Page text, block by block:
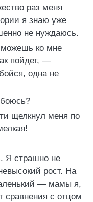
раз меня
я знаю уже
не нуждаюсь.
ко мне
пойдет, —
одна не
щелкнул меня по
Я страшно не
рост. На
— мамы я,
сравнения с отцом